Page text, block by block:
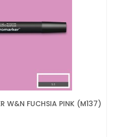
W&N FUCHSIA PINK (M137)